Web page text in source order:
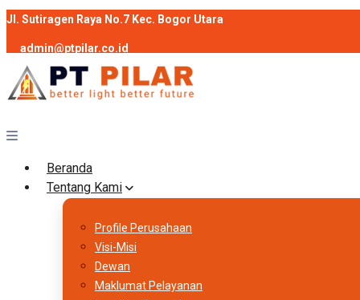
Jl. Sutiragen Raya No.7 Kec. Bogor Utara
admin@ptpilar.co.id
+62 812-9080-0020
instagram facebook
Follow :
Beranda
Tentang Kami
Profile Perusahaan
Visi-Misi
Dewan
Maklumat Pelayanan